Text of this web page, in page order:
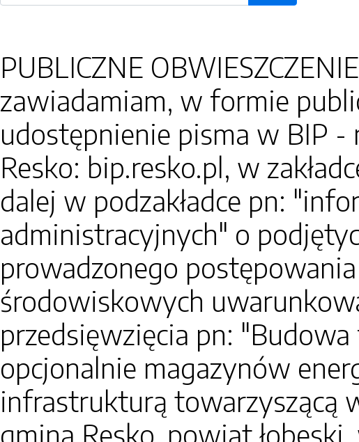
PUBLICZNE
zawiadamiam, w formie
udostępnienie pisma w BIP
Resko: bip.resko.pl, w
dalej w podzakładce pn:
administracyjnych" o
prowadzonego
środowiskowych
przedsięwzięcia pn:
opcjonalnie magazynów
infrastrukturą towarzyszącą
gmina Resko, powiat